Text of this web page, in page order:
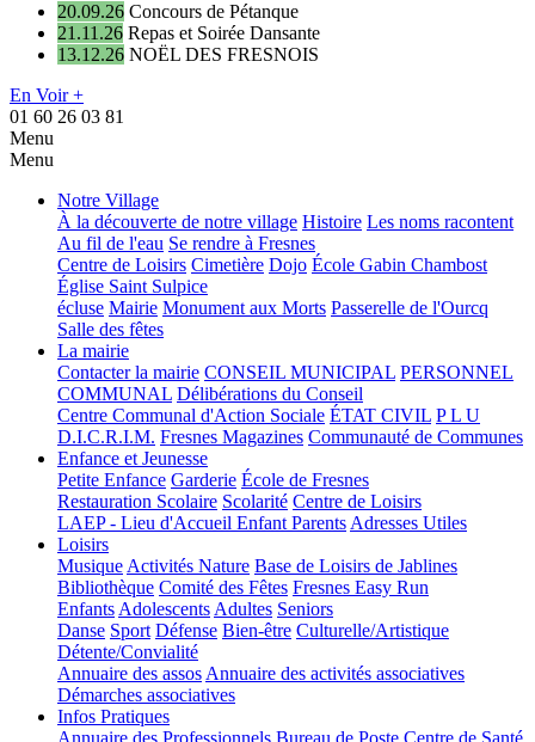
20.09.26 Concours de Pétanque
21.11.26 Repas et Soirée Dansante
13.12.26 NOËL DES FRESNOIS
En Voir +
01 60 26 03 81
Menu
Menu
Notre Village
À la découverte de notre village Histoire Les noms racontent
Au fil de l'eau Se rendre à Fresnes
Centre de Loisirs Cimetière Dojo École Gabin Chambost
Église Saint Sulpice
écluse Mairie Monument aux Morts Passerelle de l'Ourcq
Salle des fêtes
La mairie
Contacter la mairie CONSEIL MUNICIPAL PERSONNEL
COMMUNAL Délibérations du Conseil
Centre Communal d'Action Sociale ÉTAT CIVIL P L U
D.I.C.R.I.M. Fresnes Magazines Communauté de Communes
Enfance et Jeunesse
Petite Enfance Garderie École de Fresnes
Restauration Scolaire Scolarité Centre de Loisirs
LAEP - Lieu d'Accueil Enfant ParentsAdresses Utiles
Loisirs
MusiqueActivités Nature Base de Loisirs de Jablines
Bibliothèque Comité des Fêtes Fresnes Easy Run
EnfantsAdolescentsAdultes Seniors
Danse Sport Défense Bien-être Culturelle/Artistique
Détente/Convialité
Annuaire des assosAnnuaire des activités associatives
Démarches associatives
Infos Pratiques